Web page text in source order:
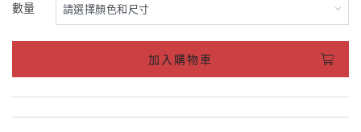
數量
加入購物車